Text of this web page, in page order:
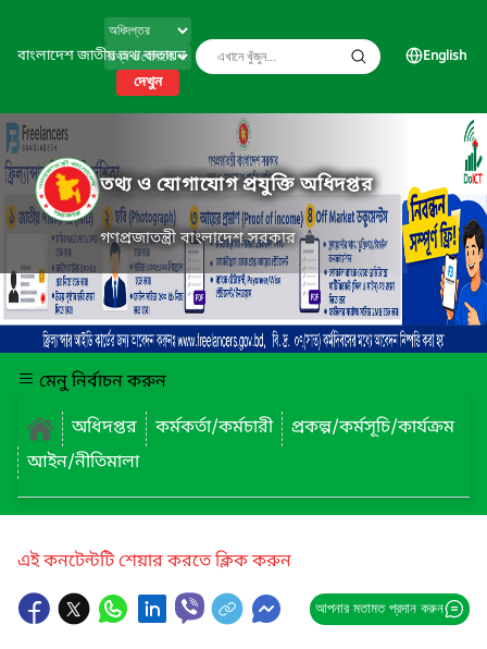
বাংলাদেশ জাতীয় তথ্য বাতায়ন
দেখুন
English
তথ্য ও যোগাযোগ প্রযুক্তি অধিদপ্তর
গণপ্রজাতন্ত্রী বাংলাদেশ সরকার
মেনু নির্বাচন করুন
অধিদপ্তর
কর্মকর্তা/কর্মচারী
প্রকল্প/কর্মসূচি/কার্যক্রম
আইন/নীতিমালা
এই কনটেন্টটি শেয়ার করতে ক্লিক করুন
আপনার মতামত প্রদান করুন